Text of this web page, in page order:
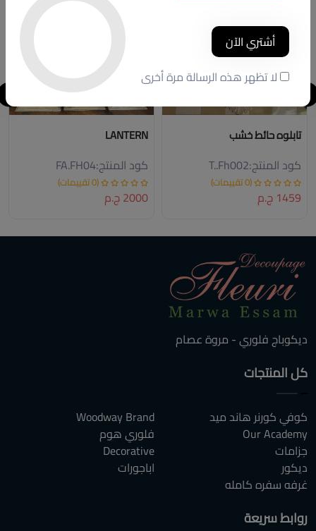
تابلوه حائط خشب
كود المنتج:T..Fh002
(0 تقييمات)
1459 ج.م
LANTERN
كود المنتج:FA.FH04
(0 تقييمات)
2000 ج.م
ديكوباج فلوري - مروة عصام
كل المنتجات
كوفي كورنر هاند ميد
Our Academy
جزامات
ديكور
غرفه سفره كامله
Woodway Brand
فلوري هوم
Decorative
اباجورات
روابط سريعة
أشتري الآن
لا تظهر هذه الرسالة مرة أخرى